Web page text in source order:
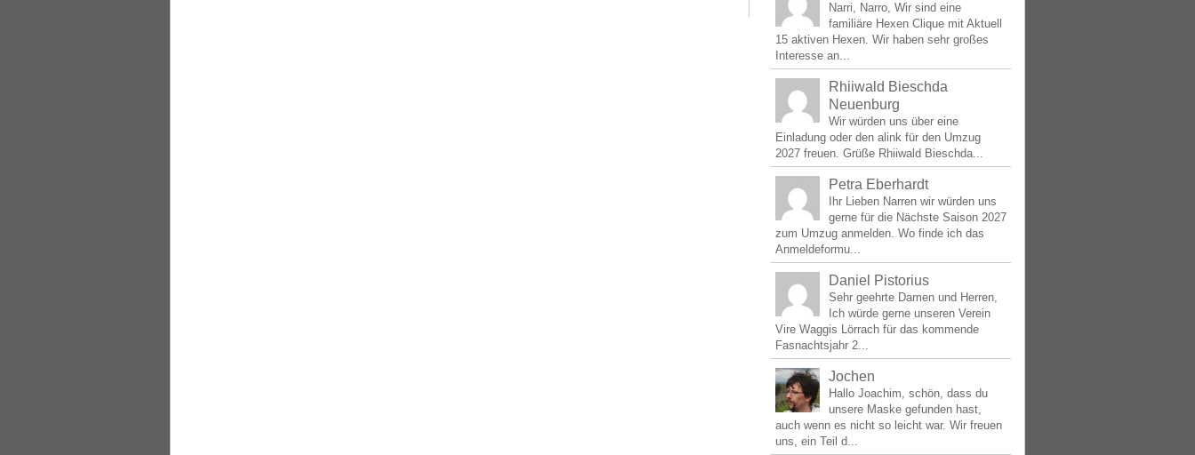
Narri, Narro, Wir sind eine
familiäre Hexen Clique mit Aktuell
15 aktiven Hexen. Wir haben sehr großes
Interesse an...
Rhiiwald Bieschda
Neuenburg
Wir würden uns über eine
Einladung oder den alink für den Umzug
2027 freuen. Grüße Rhiiwald Bieschda...
Petra Eberhardt
Ihr Lieben Narren wir würden uns
gerne für die Nächste Saison 2027
zum Umzug anmelden. Wo finde ich das
Anmeldeformu...
Daniel Pistorius
Sehr geehrte Damen und Herren,
Ich würde gerne unseren Verein
Vire Waggis Lörrach für das kommende
Fasnachtsjahr 2...
Jochen
Hallo Joachim, schön, dass du
unsere Maske gefunden hast,
auch wenn es nicht so leicht war. Wir freuen
uns, ein Teil d...